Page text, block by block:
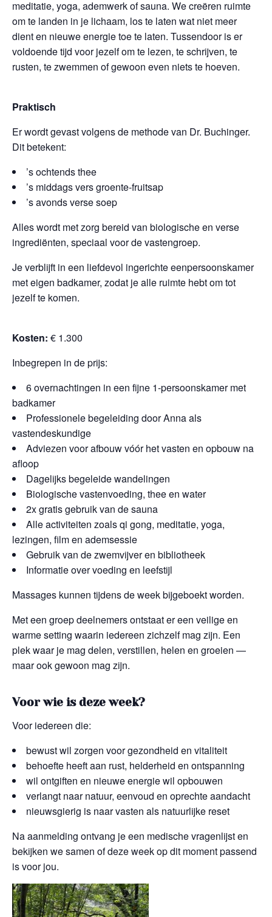
meditatie, yoga, ademwerk of sauna. We creëren ruimte
om te landen in je lichaam, los te laten wat niet meer
dient en nieuwe energie toe te laten. Tussendoor is er
voldoende tijd voor jezelf om te lezen, te schrijven, te
rusten, te zwemmen of gewoon even niets te hoeven.
Praktisch
Er wordt gevast volgens de methode van Dr. Buchinger.
Dit betekent:
’s ochtends thee
’s middags vers groente-fruitsap
’s avonds verse soep
Alles wordt met zorg bereid van biologische en verse
ingrediënten, speciaal voor de vastengroep.
Je verblijft in een liefdevol ingerichteeenpersoonskamer
met eigen badkamer, zodat je alle ruimte hebt om tot
jezelf te komen.
Kosten: € 1.300
Inbegrepen in de prijs:
6 overnachtingen in een fijne 1-persoonskamer met
badkamer
Professionele begeleiding door Anna als
vastendeskundige
Adviezen voor afbouw vóór het vasten en opbouw na
afloop
Dagelijks begeleide wandelingen
Biologische vastenvoeding, thee en water
2x gratis gebruik van de sauna
Alle activiteiten zoalsqi gong, meditatie, yoga,
lezingen, filmen ademsessie
Gebruik van de zwemvijver en bibliotheek
Informatie over voeding en leefstijl
Massages kunnen tijdens de week bijgeboekt worden.
Met een groep deelnemers ontstaat er een veilige en
warme setting waarin iedereen zichzelf mag zijn. Een
plek waar je mag delen, verstillen, helen en groeien —
maar ook gewoon mag zijn.
Voor wie is deze week?
Voor iedereen die:
bewust wil zorgen voor gezondheid en vitaliteit
behoefte heeft aan rust, helderheid en ontspanning
wil ontgiften en nieuwe energie wil opbouwen
verlangt naar natuur, eenvoud en oprechte aandacht
nieuwsgierig is naar vasten als natuurlijke reset
Na aanmelding ontvang je een medische vragenlijst en
bekijken we samen of deze week op dit moment passend
is voor jou.